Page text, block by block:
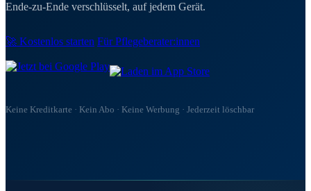
Ende-zu-Ende verschlüsselt, auf jedem Gerät.
🚀 Kostenlos starten Für Pflegeberater:innen
Keine Kreditkarte · Kein Abo · Keine Werbung · Jederzeit löschbar